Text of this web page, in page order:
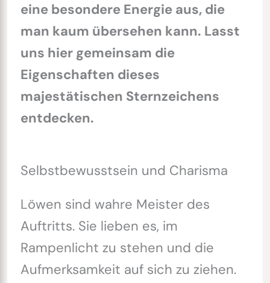
eine besondere Energie aus, die
man kaum übersehen kann. Lasst
uns hier gemeinsam die
Eigenschaften dieses
majestätischen Sternzeichens
entdecken.
Selbstbewusstsein und Charisma
Löwen sind wahre Meister des
Auftritts. Sie lieben es, im
Rampenlicht zu stehen und die
Aufmerksamkeit auf sich zu ziehen.